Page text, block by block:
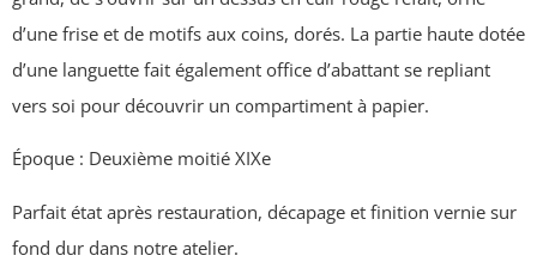
d’une frise et de motifs aux coins, dorés. La partie haute dotée
d’une languette fait également office d’abattant se repliant
vers soi pour découvrir un compartiment à papier.
Époque : Deuxième moitié XIXe
Parfait état après restauration, décapage et finition vernie sur
fond dur dans notre atelier.